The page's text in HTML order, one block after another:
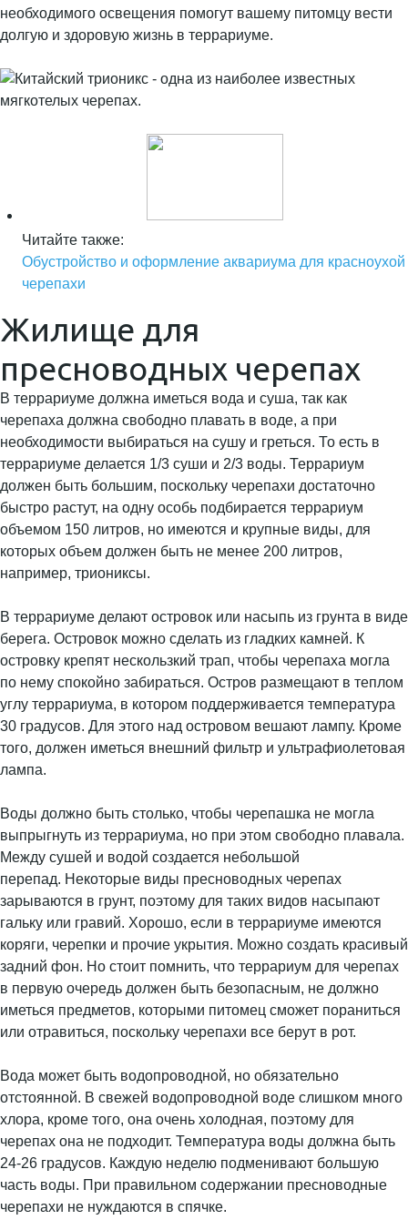
необходимого освещения помогут вашему питомцу вести
долгую и здоровую жизнь в террариуме.
Читайте также:
Обустройство и оформление аквариума для красноухой
черепахи
Жилище для
пресноводных черепах
В террариуме должна иметься вода и суша, так как
черепаха должна свободно плавать в воде, а при
необходимости выбираться на сушу и греться. То есть в
террариуме делается 1/3 суши и 2/3 воды. Террариум
должен быть большим, поскольку черепахи достаточно
быстро растут, на одну особь подбирается террариум
объемом 150 литров, но имеются и крупные виды, для
которых объем должен быть не менее 200 литров,
например, триониксы.
В террариуме делают островок или насыпь из грунта в виде
берега. Островок можно сделать из гладких камней. К
островку крепят нескользкий трап, чтобы черепаха могла
по нему спокойно забираться. Остров размещают в теплом
углу террариума, в котором поддерживается температура
30 градусов. Для этого над островом вешают лампу. Кроме
того, должен иметься внешний фильтр и ультрафиолетовая
лампа.
Воды должно быть столько, чтобы черепашка не могла
выпрыгнуть из террариума, но при этом свободно плавала.
Между сушей и водой создается небольшой
перепад. Некоторые виды пресноводных черепах
зарываются в грунт, поэтому для таких видов насыпают
гальку или гравий. Хорошо, если в террариуме имеются
коряги, черепки и прочие укрытия. Можно создать красивый
задний фон. Но стоит помнить, что террариум для черепах
в первую очередь должен быть безопасным, не должно
иметься предметов, которыми питомец сможет пораниться
или отравиться, поскольку черепахи все берут в рот.
Вода может быть водопроводной, но обязательно
отстоянной. В свежей водопроводной воде слишком много
хлора, кроме того, она очень холодная, поэтому для
черепах она не подходит. Температура воды должна быть
24-26 градусов. Каждую неделю подменивают большую
часть воды. При правильном содержании пресноводные
черепахи не нуждаются в спячке.